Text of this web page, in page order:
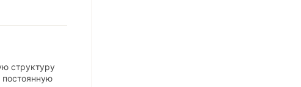
структуру
постоянную